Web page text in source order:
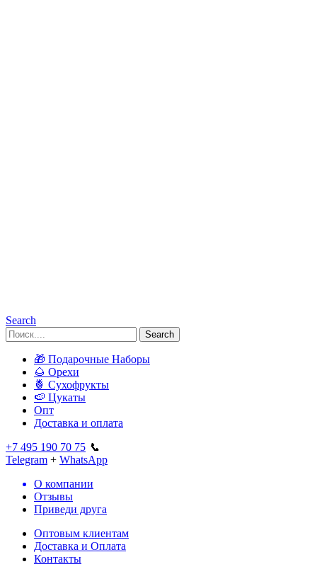
Search
Search
🎁 Подарочные Наборы
🌰 Орехи
🍍 Сухофрукты
🍉 Цукаты
Опт
Доставка и оплата
+7 495 190 70 75 📞
Telegram + WhatsApp
О компании
Отзывы
Приведи друга
Оптовым клиентам
Доставка и Оплата
Контакты